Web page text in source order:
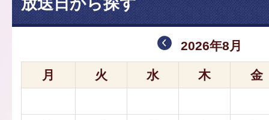
放送日から探す
2026年8月
月 火 水 木 金